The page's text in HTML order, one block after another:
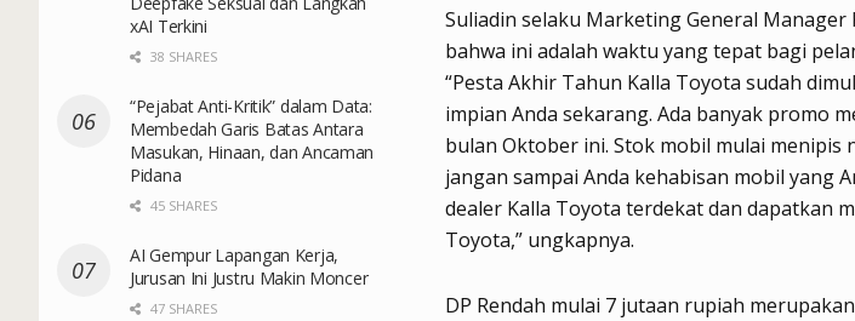
Suliadin selaku Marketing General
bahwa ini adalah waktu yang tepat bagi
“Pesta Akhir Tahun Kalla Toyota sudah
impian Anda sekarang. Ada banyak promo
bulan Oktober ini. Stok mobil mulai menipis
jangan sampai Anda kehabisan mobil yang
dealer Kalla Toyota terdekat dan dapatkan
Toyota,” ungkapnya.
DP Rendah mulai 7 jutaan rupiah
xAI Terkini
38 SHARES
“Pejabat Anti-Kritik” dalam Data:
Membedah Garis Batas Antara
Masukan, Hinaan, dan Ancaman
Pidana
45 SHARES
AI Gempur Lapangan Kerja,
Jurusan Ini Justru Makin Moncer
47 SHARES